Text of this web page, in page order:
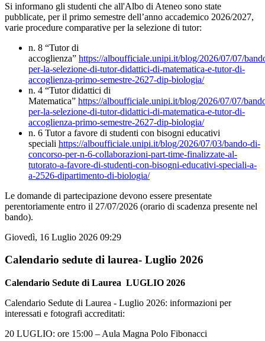
Si informano gli studenti che all'Albo di Ateneo sono state
pubblicate, per il primo semestre dell’anno accademico 2026/2027,
varie procedure comparative per la selezione di tutor:
n. 8 “Tutor di
accoglienza” https://alboufficiale.unipi.it/blog/2026/07/07/
per-la-selezione-di-tutor-didattici-di-matematica-e-tutor-di-
accoglienza-primo-semestre-2627-dip-biologia/
n. 4 “Tutor didattici di
Matematica” https://alboufficiale.unipi.it/blog/2026/07/07/
per-la-selezione-di-tutor-didattici-di-matematica-e-tutor-di-
accoglienza-primo-semestre-2627-dip-biologia/
n. 6 Tutor a favore di studenti con bisogni educativi
speciali https://alboufficiale.unipi.it/blog/2026/07/03/bando-di-
concorso-per-n-6-collaborazioni-part-time-finalizzate-al-
tutorato-a-favore-di-studenti-con-bisogni-educativi-speciali-a-
a-2526-dipartimento-di-biologia/
Le domande di partecipazione devono essere presentate
perentoriamente entro il 27/07/2026 (orario di scadenza presente nel
bando).
Giovedì, 16 Luglio 2026 09:29
Calendario sedute di laurea- Luglio 2026
Calendario Sedute di Laurea LUGLIO 2026
Calendario Sedute di Laurea - Luglio 2026: informazioni per
interessati e fotografi accreditati:
20 LUGLIO: ore 15:00 – Aula Magna Polo Fibonacci